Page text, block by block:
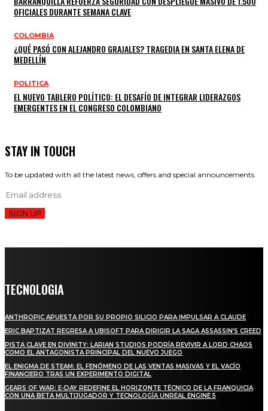
OFICIALES DURANTE SEMANA CLAVE
COLOMBIA
¿QUÉ PASÓ CON ALEJANDRO GRAJALES? TRAGEDIA EN SANTA ELENA DE
MEDELLÍN
POLITICA
EL NUEVO TABLERO POLÍTICO: EL DESAFÍO DE INTEGRAR LIDERAZGOS
EMERGENTES EN EL CONGRESO COLOMBIANO
STAY IN TOUCH
To be updated with all the latest news, offers and special announcements.
SIGN UP
TECNOLOGIA
ANTHROPIC APUESTA POR SU PROPIO SILICIO PARA IMPULSAR A CLAUDE
ERIC BAPTIZAT REGRESA A UBISOFT PARA DIRIGIR LA SAGA ASSASSIN’S CREED
PISTA CLAVE EN DIVINITY: LARIAN STUDIOS PODRÍA REVIVIR A LORD CHAOS
COMO EL ANTAGONISTA PRINCIPAL DEL NUEVO JUEGO
EL ENIGMA DE STEAM: EL FENÓMENO DE LAS VENTAS MASIVAS Y EL VACÍO
FINANCIERO TRAS UN EXPERIMENTO DIGITAL
GEARS OF WAR: E-DAY REDEFINE EL HORIZONTE TÉCNICO DE LA FRANQUICIA
CON UNA BETA MULTIJUGADOR Y TECNOLOGÍA UNREAL ENGINE 5